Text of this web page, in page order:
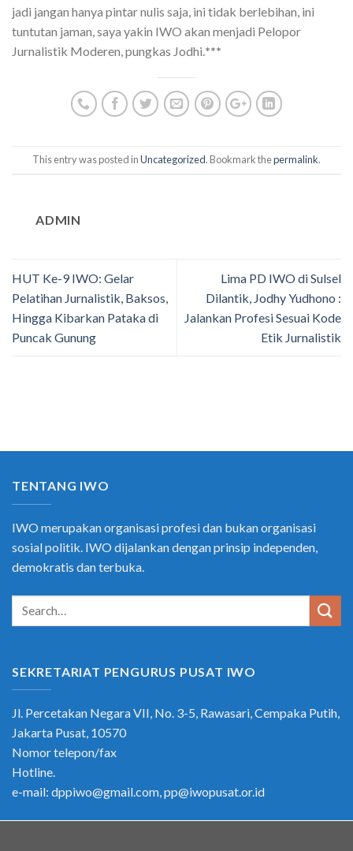
jadi jangan hanya pintar nulis saja, ini tidak berlebihan, ini
tuntutan jaman, saya yakin IWO akan menjadi Pelopor
Jurnalistik Moderen, pungkas Jodhi.***
This entry was posted inUncategorized. Bookmark thepermalink.
ADMIN
HUT Ke-9 IWO: Gelar
Pelatihan Jurnalistik, Baksos,
Hingga Kibarkan Pataka di
Puncak Gunung
Lima PD IWO di Sulsel
Dilantik, Jodhy Yudhono :
Jalankan Profesi Sesuai Kode
Etik Jurnalistik
TENTANG IWO
IWO merupakan organisasi profesi dan bukan organisasi
sosial politik. IWO dijalankan dengan prinsip independen,
demokratis dan terbuka.
SEKRETARIAT PENGURUS PUSAT IWO
Jl. Percetakan Negara VII, No. 3-5, Rawasari, Cempaka Putih,
Jakarta Pusat, 10570
Nomor telepon/fax
Hotline.
e-mail: dppiwo@gmail.com, pp@iwopusat.or.id